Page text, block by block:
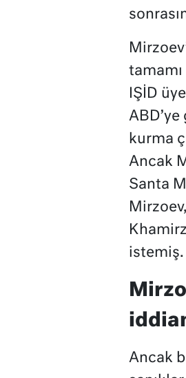
IŞİD
kurma
Ancak
Santa
istemiş.
Ancak